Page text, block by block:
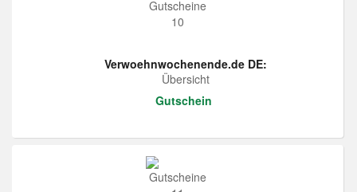
Verwoehnwochenende.de DE:
Übersicht
Gutschein